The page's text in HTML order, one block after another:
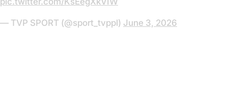
— TVP SPORT (@sport_tvppl) June 3, 2026